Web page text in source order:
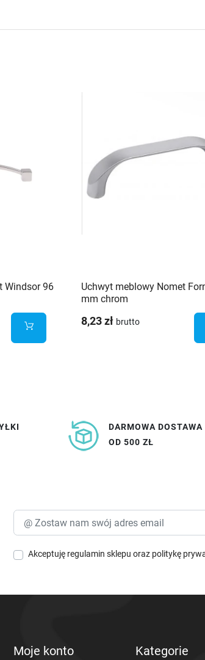
Windsor 96
Uchwyt meblowy Nomet
mm chrom
8,23 zł brutto
DARMOWA DOSTAWA
OD 500 ZŁ
Akceptuję regulamin sklepu oraz politykę
Moje konto Kategorie